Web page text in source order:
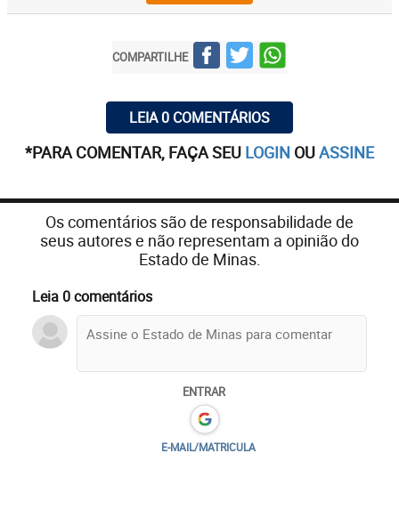
COMPARTILHE
LEIA 0 COMENTÁRIOS
*PARA COMENTAR, FAÇA SEU LOGIN OUASSINE
Os comentários são de responsabilidade de
seus autores e não representam a opinião do
Estado de Minas.
Leia 0 comentários
ENTRAR
E-MAIL/MATRICULA